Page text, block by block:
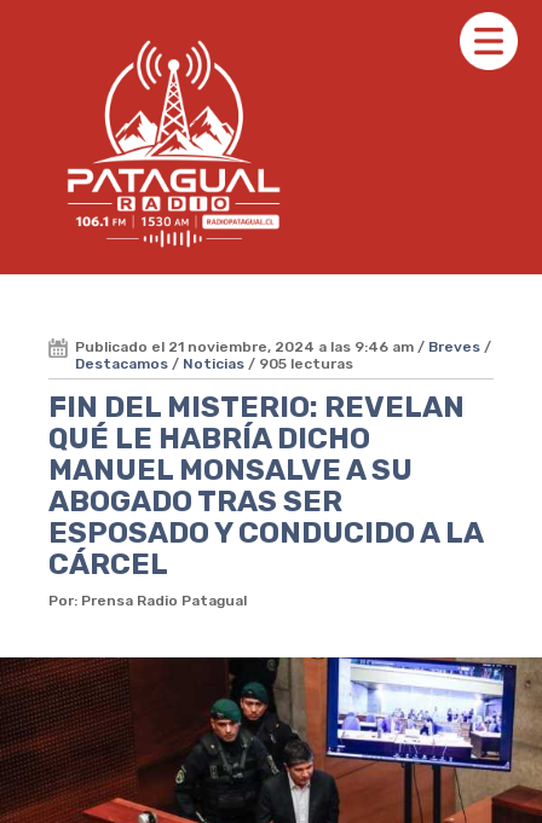
Publicado el 21 noviembre, 2024 a las 9:46 am / Breves /
Destacamos / Noticias / 905 lecturas
FIN DEL MISTERIO: REVELAN
QUÉ LE HABRÍA DICHO
MANUEL MONSALVE A SU
ABOGADO TRAS SER
ESPOSADO Y CONDUCIDO A LA
CÁRCEL
Por: Prensa Radio Patagual